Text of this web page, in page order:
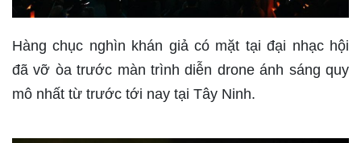
Hàng chục nghìn khán giả có mặt tại đại nhạc hội
đã vỡ òa trước màn trình diễn drone ánh sáng quy
mô nhất từ trước tới nay tại Tây Ninh.